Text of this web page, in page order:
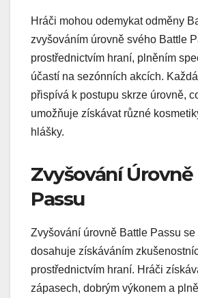
Hráči mohou odemykat odměny
zvyšováním úrovně svého Battle
prostřednictvím hraní, plněním
účastí na sezónních akcích.
přispívá k postupu skrze úrovně,
umožňuje získávat různé
hlášky.
Zvyšování
Passu
Zvyšování úrovně Battle Passu se
dosahuje získáváním
prostřednictvím hraní. Hráči
zápasech, dobrým výkonem a